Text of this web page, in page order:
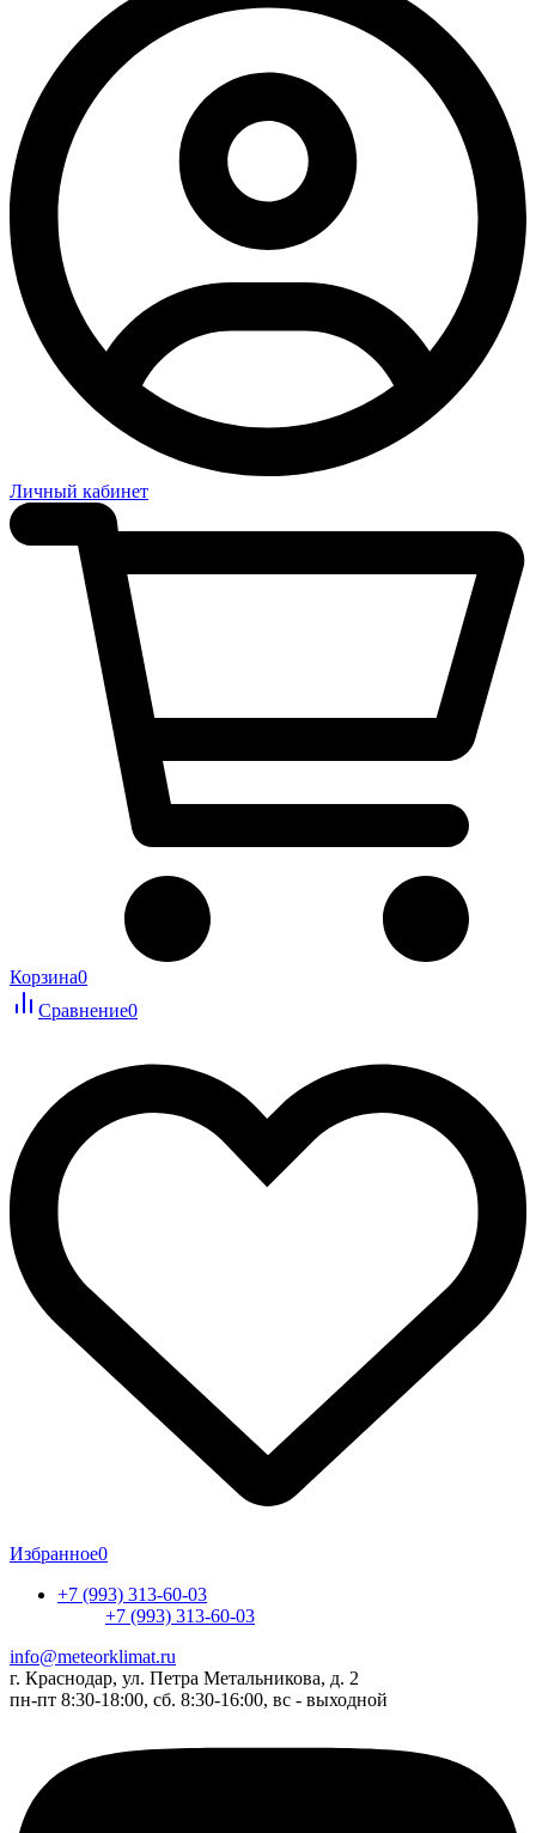
Личный кабинет
Корзина0
Сравнение0
Избранное0
+7 (993) 313-60-03
+7 (993) 313-60-03
info@meteorklimat.ru
г. Краснодар, ул. Петра Метальникова, д. 2
пн-пт 8:30-18:00, сб. 8:30-16:00, вс - выходной